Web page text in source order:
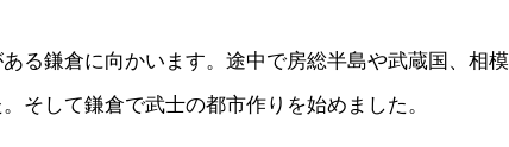
る鎌倉に向かいます。途中で房総半島や武蔵国、相模
そして鎌倉で武士の都市作りを始めました。